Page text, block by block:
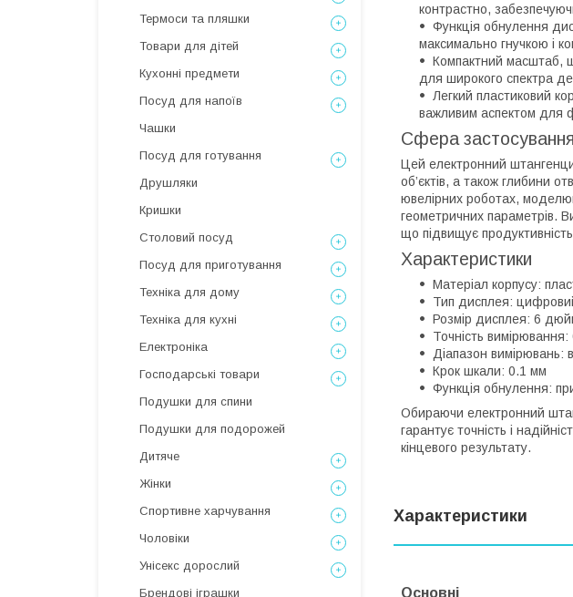
контрастно,
Функція обнулення
максимально гнучкою і
Компактний масштаб,
для широкого спектра
Легкий пластиковий
важливим аспектом для
Сфера застосування
Цей електронний
об’єктів, а також глибини
ювелірних роботах,
геометричних параметрів.
що підвищує
Характеристики
Матеріал корпусу:
Тип дисплея:
Розмір дисплея: 6
Точність
Діапазон вимірювань:
Крок шкали: 0.1 мм
Функція обнулення:
Обираючи електронний
гарантує точність і
кінцевого результату.
Характеристики
Основні
Термоси та пляшки
Товари для дітей
Кухонні предмети
Посуд для напоїв
Чашки
Посуд для готування
Друшляки
Кришки
Столовий посуд
Посуд для приготування
Техніка для дому
Техніка для кухні
Електроніка
Господарські товари
Подушки для спини
Подушки для подорожей
Дитяче
Жінки
Спортивне харчування
Чоловіки
Унісекс дорослий
Брендові іграшки